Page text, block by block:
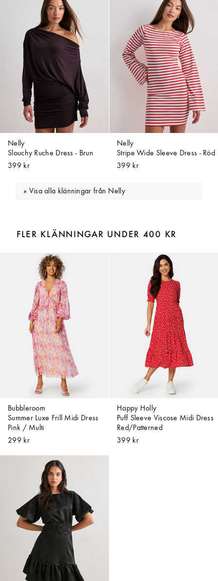
Nelly
Slouchy Ruche Dress - Brun
399 kr
Nelly
Stripe Wide Sleeve Dress - Röd
399 kr
Visa alla klänningar från Nelly
FLER KLÄNNINGAR UNDER 400 KR
Bubbleroom
Summer Luxe Frill Midi Dress
Pink / Multi
299 kr
Happy Holly
Puff Sleeve Viscose Midi Dress
Red/Patterned
399 kr